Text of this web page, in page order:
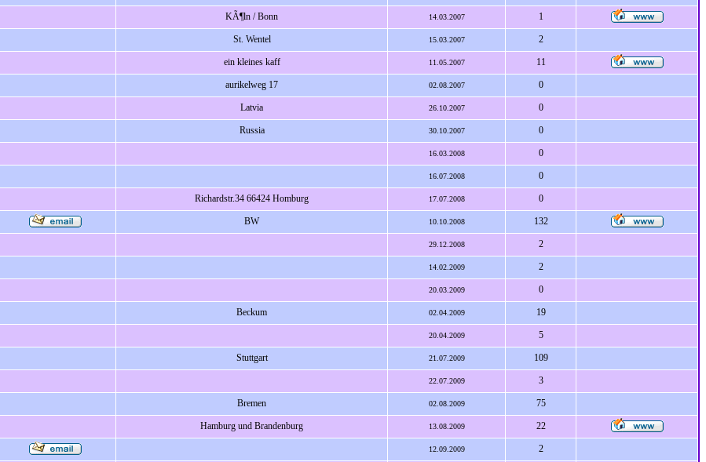
KÃ¶ln / Bonn 14.03.2007 1
St. Wentel 15.03.2007 2
ein kleines kaff 11.05.2007 11
aurikelweg 17 02.08.2007 0
Latvia 26.10.2007 0
Russia 30.10.2007 0
16.03.2008 0
16.07.2008 0
Richardstr.34 66424 Homburg 17.07.2008 0
BW 10.10.2008 132
29.12.2008 2
14.02.2009 2
20.03.2009 0
Beckum 02.04.2009 19
20.04.2009 5
Stuttgart 21.07.2009 109
22.07.2009 3
Bremen 02.08.2009 75
Hamburg und Brandenburg 13.08.2009 22
12.09.2009 2